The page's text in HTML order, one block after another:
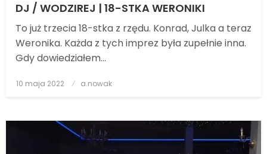
DJ / WODZIREJ | 18-STKA WERONIKI
To już trzecia 18-stka z rzędu. Konrad, Julka a teraz
Weronika. Każda z tych imprez była zupełnie inna.
Gdy dowiedziałem…
Posted
10 maja 2022 a.nowak